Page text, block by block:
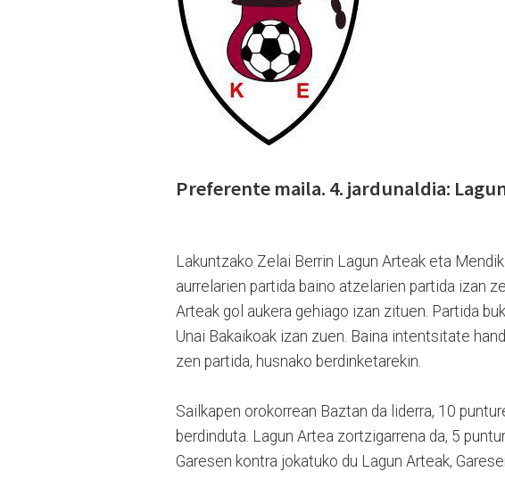
Preferente maila. 4. jardunaldia:
Lakuntzako Zelai Berrin Lagun Arteak eta
aurrelarien partida baino atzelarien partida izan
Arteak gol aukera gehiago izan zituen. Partida
Unai Bakaikoak izan zuen. Baina intentsitate
zen partida, husnako berdinketarekin.
Sailkapen orokorrean Baztan da liderra, 10
berdinduta. Lagun Artea zortzigarrena da, 5
Garesen kontra jokatuko du Lagun Arteak,